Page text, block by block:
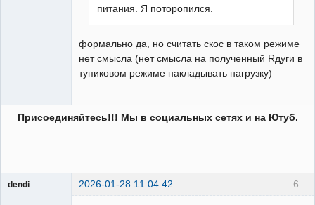
питания. Я поторопился.
формально да, но считать скос в таком режиме
нет смысла (нет смысла на полученный Rдуги в
тупиковом режиме накладывать нагрузку)
Присоединяйтесь!!! Мы в социальных сетях и на Ютуб.
6
dendi 2026-01-28 11:04:42